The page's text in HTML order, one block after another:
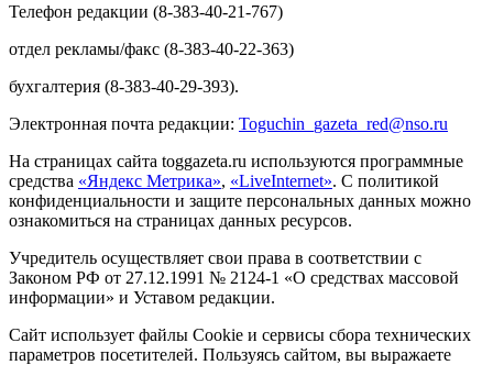
Телефон редакции (8-383-40-21-767)
отдел рекламы/факс (8-383-40-22-363)
бухгалтерия (8-383-40-29-393).
Электронная почта редакции: Toguchin gazeta red@nso.ru
На страницах сайта toggazeta.ru используются программные
средства «Яндекс Метрика», «LiveInternet». С политикой
конфиденциальности и защите персональных данных можно
ознакомиться на страницах данных ресурсов.
Учредитель осуществляет свои права в соответствии с
Законом РФ от 27.12.1991 № 2124-1 «О средствах массовой
информации» и Уставом редакции.
Сайт использует файлы Cookie и сервисы сбора технических
параметров посетителей. Пользуясь сайтом, вы выражаете